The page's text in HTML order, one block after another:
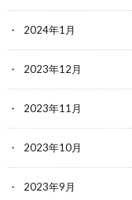
2024年1月
2023年12月
2023年11月
2023年10月
2023年9月